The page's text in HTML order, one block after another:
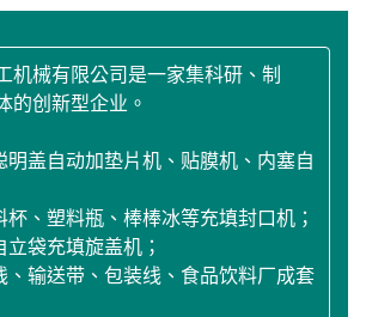
机械有限公司是一家集科研、制
的创新型企业。
明盖自动加垫片机、贴膜机、内塞自
杯、塑料瓶、棒棒冰等充填封口机；
立袋充填旋盖机；
、输送带、包装线、食品饮料厂成套